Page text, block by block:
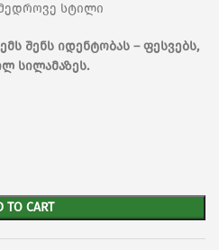
სტილი
შენს იდენტობას – ფესვებს,
სილამაზეს.
TO CART